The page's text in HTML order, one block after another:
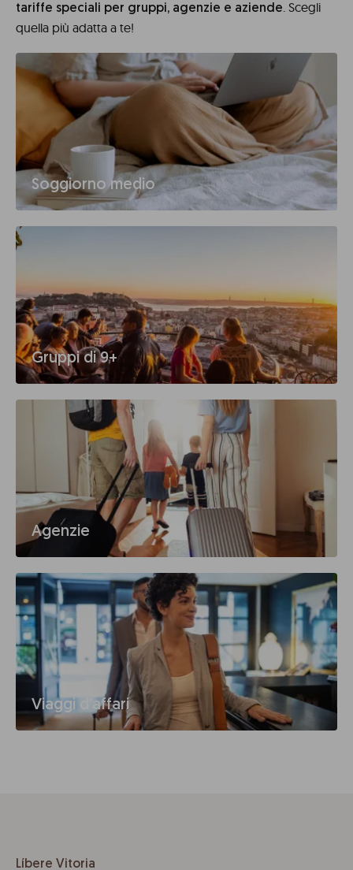
tariffe speciali per gruppi, agenzie e aziende . Scegli
quella più adatta a te!
Soggiorno medio
Gruppi di 9+
Agenzie
Viaggi d'affari
Líbere Vitoria